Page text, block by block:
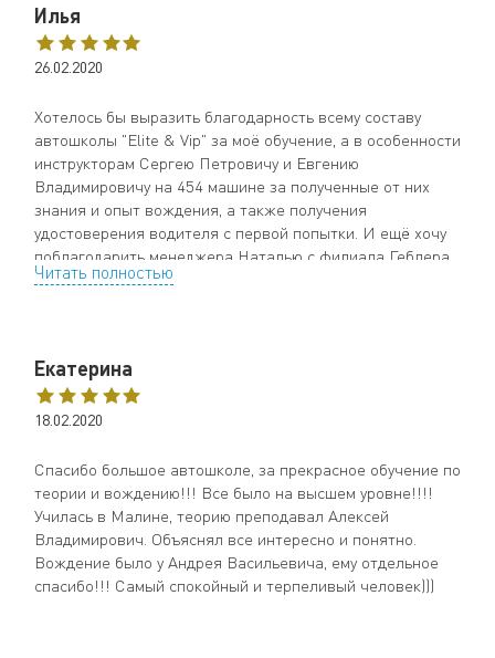
рулём, могу уверенно совершать манёвры. Помимо того,
что он инструктор, он ещё и настоящий учитель, который
разговаривает с тобой на понятном тебе языке. Ребята,
Огромное спасибо.
Илья
26.02.2020
Хотелось бы выразить благодарность всему составу
автошколы "Elite & Vip" за моё обучение, а в особенности
инструкторам Сергею Петровичу и Евгению
Владимировичу на 454 машине за полученные от них
знания и опыт вождения, а также получения
удостоверения водителя с первой попытки. И ещё хочу
поблагодарить менеджера Наталью с филиала Геблера
33 за помощь в организации моего обучения и помощь
Читать полностью
Екатерина
18.02.2020
Спасибо большое автошколе, за прекрасное обучение по
теории и вождению!!! Все было на высшем уровне!!!!
Училась в Малине, теорию преподавал Алексей
Владимирович. Объяснял все интересно и понятно.
Вождение было у Андрея Васильевича, ему отдельное
спасибо!!! Самый спокойный и терпеливый человек)))
Нажимая «Записаться», вы даете согласие на обработку
персональных данных в соответствии с политикой
конфиденциальностии принимаете условия